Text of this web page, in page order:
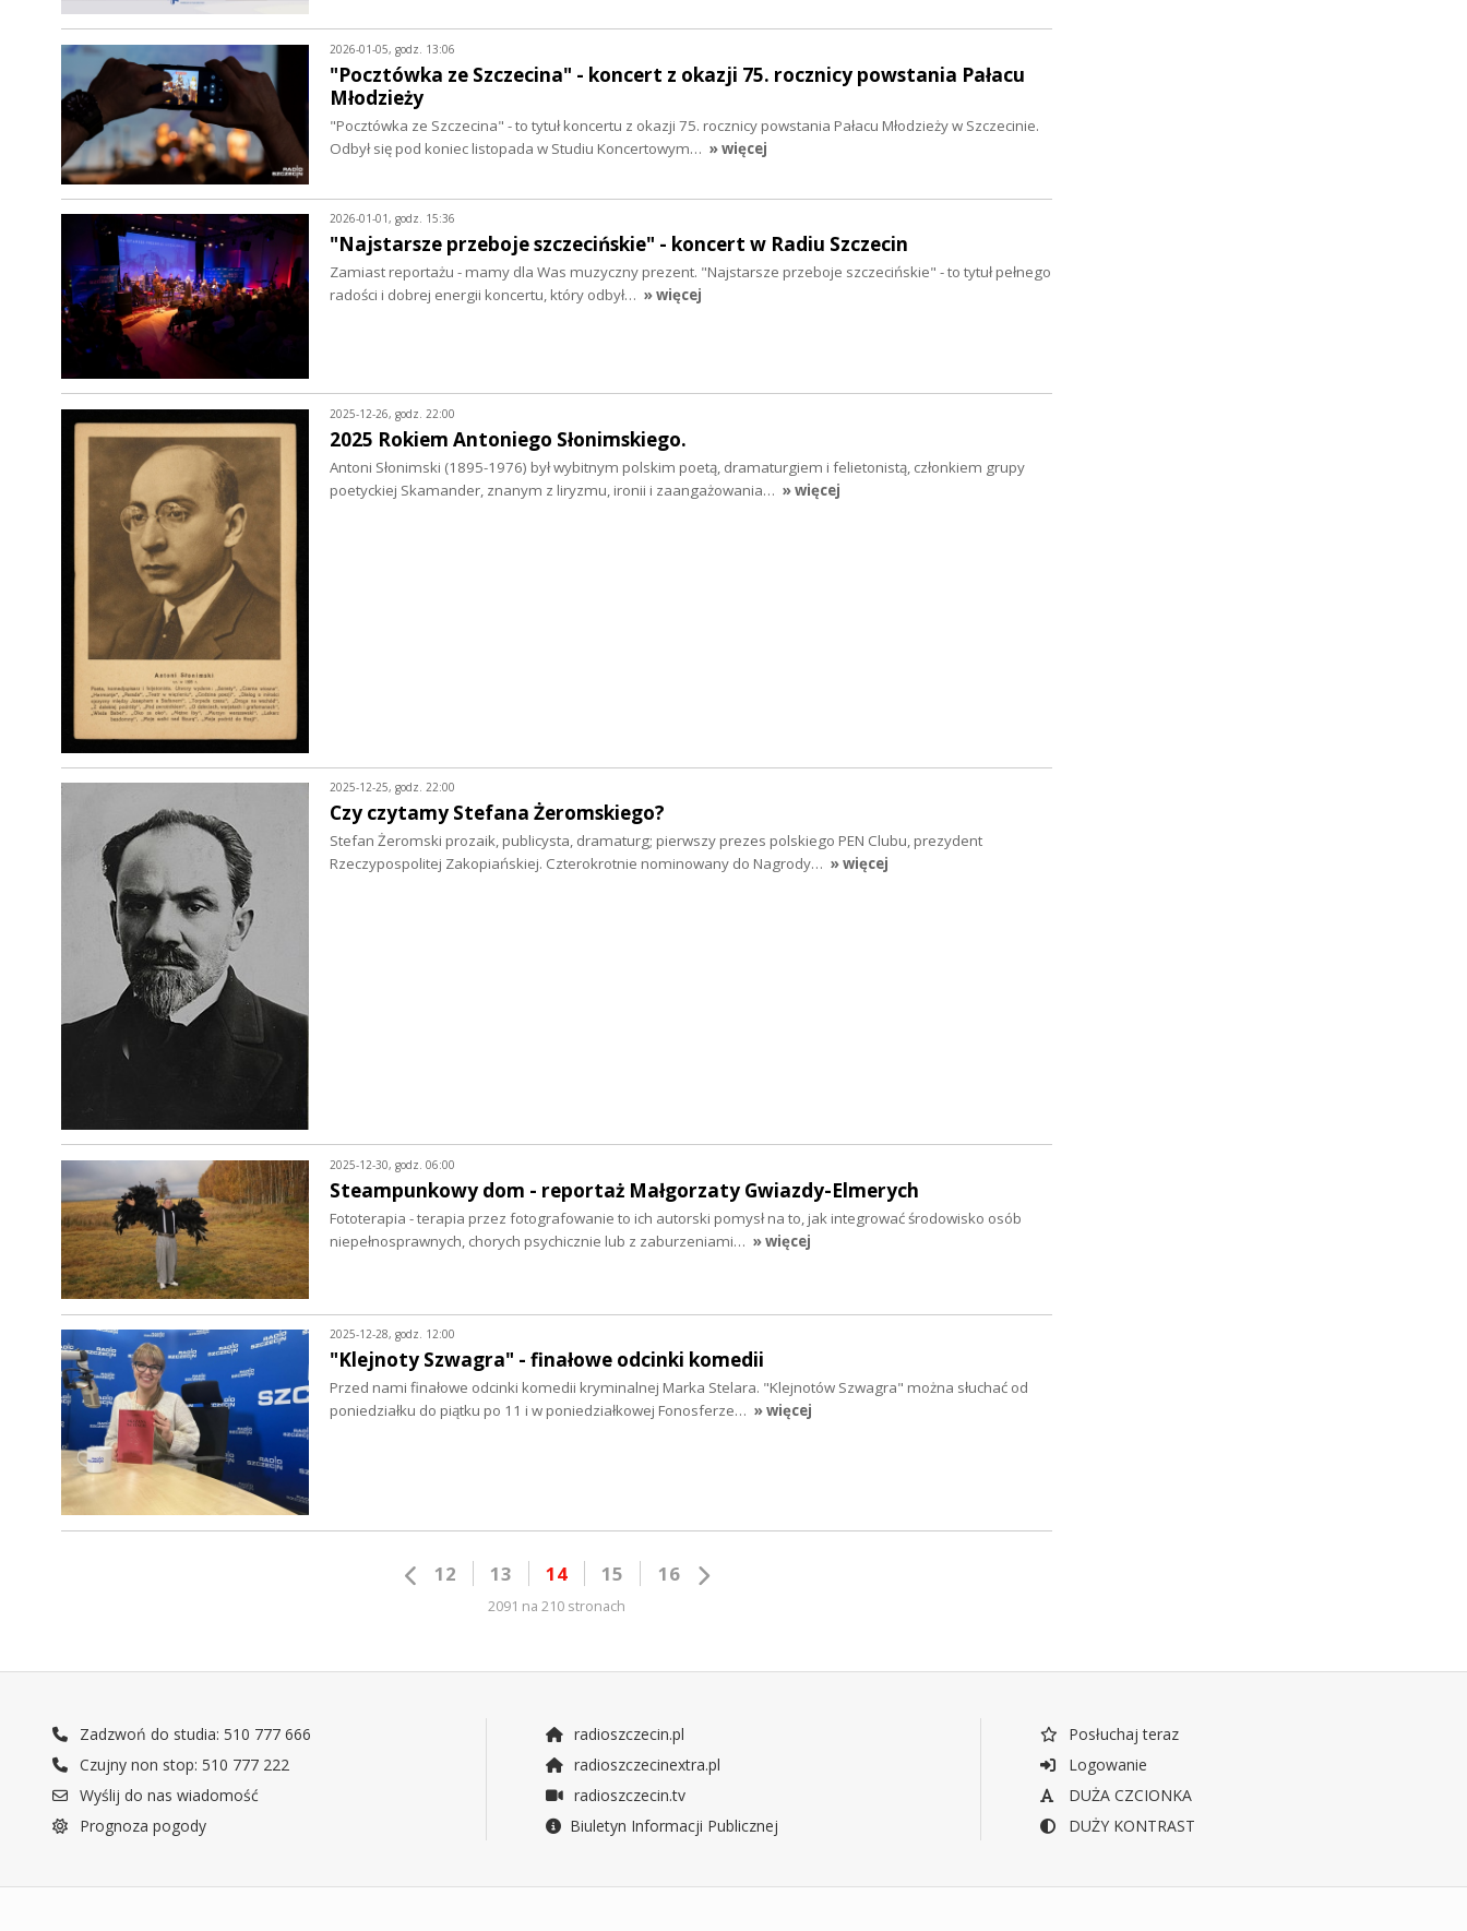
2026-01-05, godz. 13:06
"Pocztówka ze Szczecina" - koncert z okazji 75. rocznicy powstania Pałacu
Młodzieży
"Pocztówka ze Szczecina" - to tytuł koncertu z okazji 75. rocznicy powstania Pałacu Młodzieży w Szczecinie.
Odbył się pod koniec listopada w Studiu Koncertowym… » więcej
2026-01-01, godz. 15:36
"Najstarsze przeboje szczecińskie" - koncert w Radiu Szczecin
Zamiast reportażu - mamy dla Was muzyczny prezent. "Najstarsze przeboje szczecińskie" - to tytuł pełnego
radości i dobrej energii koncertu, który odbył… » więcej
2025-12-26, godz. 22:00
2025 Rokiem Antoniego Słonimskiego.
Antoni Słonimski (1895-1976) był wybitnym polskim poetą, dramaturgiem i felietonistą, członkiem grupy
poetyckiej Skamander, znanym z liryzmu, ironii i zaangażowania… » więcej
2025-12-25, godz. 22:00
Czy czytamy Stefana Żeromskiego?
Stefan Żeromski prozaik, publicysta, dramaturg; pierwszy prezes polskiego PEN Clubu, prezydent
Rzeczypospolitej Zakopiańskiej. Czterokrotnie nominowany do Nagrody… » więcej
2025-12-30, godz. 06:00
Steampunkowy dom - reportaż Małgorzaty Gwiazdy-Elmerych
Fototerapia - terapia przez fotografowanie to ich autorski pomysł na to, jak integrować środowisko osób
niepełnosprawnych, chorych psychicznie lub z zaburzeniami… » więcej
2025-12-28, godz. 12:00
"Klejnoty Szwagra" - finałowe odcinki komedii
Przed nami finałowe odcinki komedii kryminalnej Marka Stelara. "Klejnotów Szwagra" można słuchać od
poniedziałku do piątku po 11 i w poniedziałkowej Fonosferze… » więcej
12 13 14 15 16
2091 na 210 stronach
Zadzwoń do studia: 510 777 666
Czujny non stop: 510 777 222
Wyślij do nas wiadomość
Prognoza pogody
radioszczecin.pl
radioszczecinextra.pl
radioszczecin.tv
Biuletyn Informacji Publicznej
Posłuchaj teraz
Logowanie
DUŻA CZCIONKA
DUŻY KONTRAST